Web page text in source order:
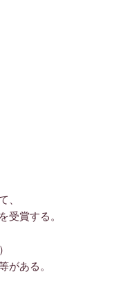
、
受賞する。
がある。